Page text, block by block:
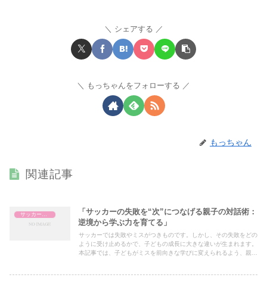
シェアする
もっちゃんをフォローする
もっちゃん
関連記事
サッカー指導
「サッカーの失敗を“次”につなげる親子の対話術：
逆境から学ぶ力を育てる」
サッカーでは失敗やミスがつきものです。しかし、その失敗をどの
ように受け止めるかで、子どもの成長に大きな違いが生まれます。
本記事では、子どもがミスを前向きな学びに変えられるよう、親が